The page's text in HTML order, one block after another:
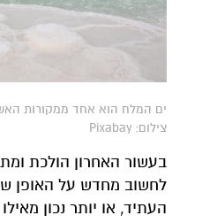
ים המלח הוא אחד ממקורות
צילום: Pixabay
בעשור האחרון הולכת
לחשוב מחדש על האופן
העתיד, או יותר נכון